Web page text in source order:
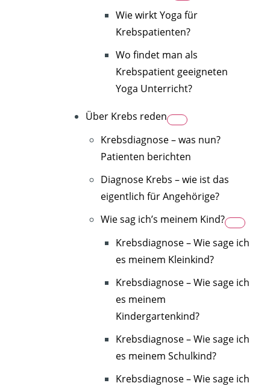
Wie wirkt Yoga für
Krebspatienten?
Wo findet man als
Krebspatient geeigneten
Yoga Unterricht?
Über Krebs reden
Krebsdiagnose – was nun?
Patienten berichten
Diagnose Krebs – wie ist das
eigentlich für Angehörige?
Wie sag ich’s meinem Kind?
Krebsdiagnose – Wie sage ich
es meinem Kleinkind?
Krebsdiagnose – Wie sage ich
es meinem
Kindergartenkind?
Krebsdiagnose – Wie sage ich
es meinem Schulkind?
Krebsdiagnose – Wie sage ich